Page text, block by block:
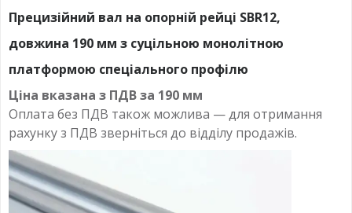
Прецизійний вал на опорній рейці SBR12,
довжина 190 мм з суцільною монолітною
платформою спеціального профілю
Ціна вказана з ПДВ за 190 мм
Оплата без ПДВ також можлива — для отримання
рахунку з ПДВ зверніться до відділу продажів.